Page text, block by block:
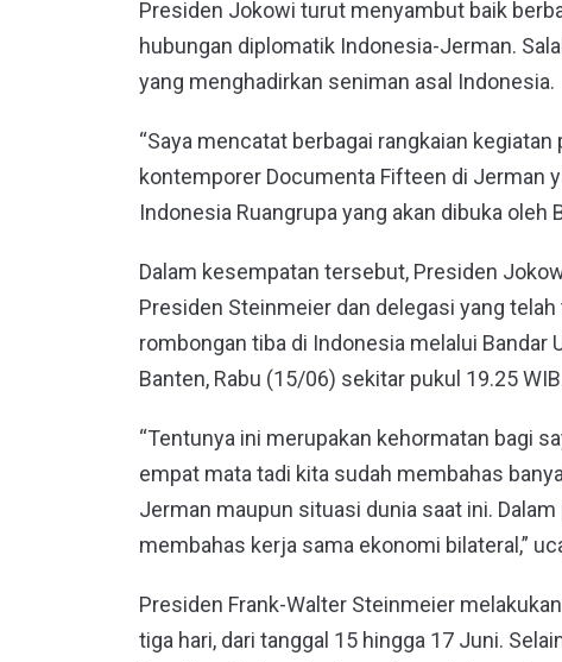
Presiden Jokowi turut menyambut baik
hubungan diplomatik Indonesia-Jerman.
yang menghadirkan seniman asal Indonesia.
“Saya mencatat berbagai rangkaian
kontemporer Documenta Fifteen di Jerman
Indonesia Ruangrupa yang akan dibuka oleh
Dalam kesempatan tersebut, Presiden
Presiden Steinmeier dan delegasi yang
rombongan tiba di Indonesia melalui Bandar
Banten, Rabu (15/06) sekitar pukul 19.25
“Tentunya ini merupakan kehormatan bagi
empat mata tadi kita sudah membahas
Jerman maupun situasi dunia saat ini.
membahas kerja sama ekonomi bilateral,”
Presiden Frank-Walter Steinmeier
tiga hari, dari tanggal 15 hingga 17 Juni.